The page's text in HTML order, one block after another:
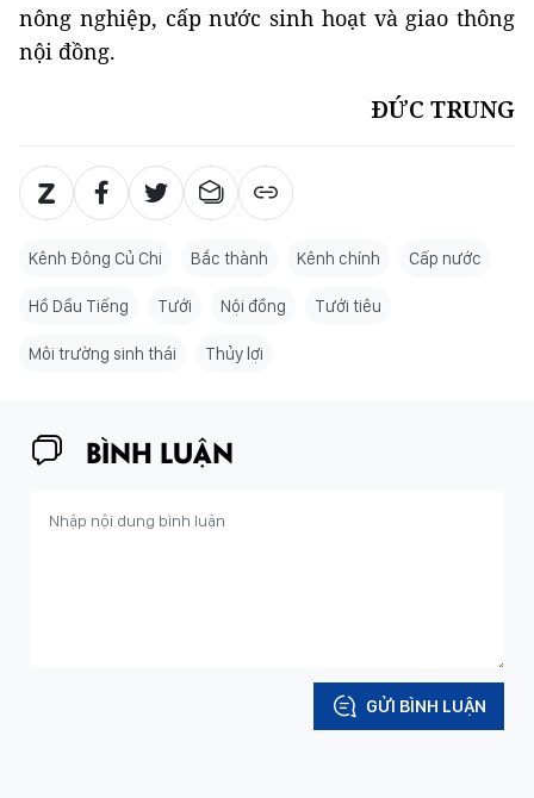
nông nghiệp, cấp nước sinh hoạt và giao thông
nội đồng.
ĐỨC TRUNG
Kênh Đông Củ Chi Bắc thành Kênh chính Cấp nước
Hồ Dầu Tiếng Tưới Nội đồng Tưới tiêu
Môi trường sinh thái Thủy lợi
BÌNH LUẬN
GỬI BÌNH LUẬN